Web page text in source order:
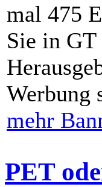
mal 475
Sie in
Werbung
mehr
PET